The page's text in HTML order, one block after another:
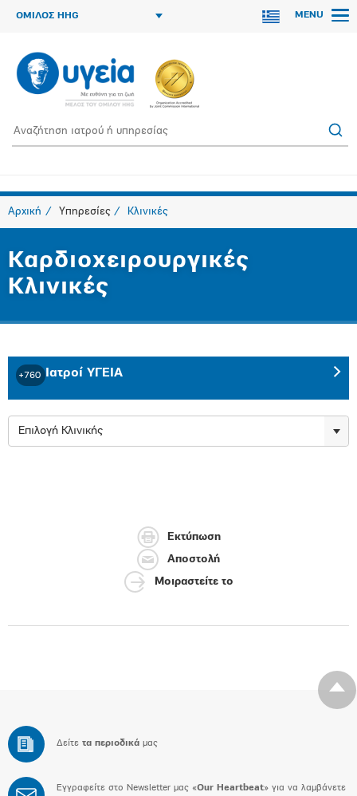
ΟΜΙΛΟΣ HHG MENU
Αρχική Υπηρεσίες Κλινικές
Καρδιοχειρουργικές
Κλινικές
+760 Ιατροί ΥΓΕΙΑ
Επιλογή Κλινικής
Εκτύπωση
Αποστολή
Μοιραστείτε το
Δείτε τα περιοδικά μας
Εγγραφείτε στο Newsletter μας «Our Heartbeat» για να λαμβάνετε